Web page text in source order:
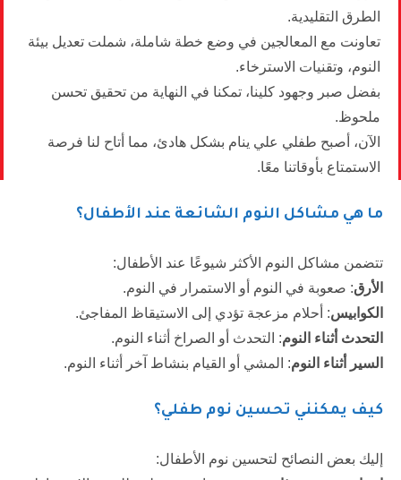
الطرق التقليدية.
تعاونت مع المعالجين في وضع خطة شاملة، شملت تعديل بيئة
النوم، وتقنيات الاسترخاء.
بفضل صبر وجهود كلينا، تمكنا في النهاية من تحقيق تحسن
ملحوظ.
الآن، أصبح طفلي علي ينام بشكل هادئ، مما أتاح لنا فرصة
الاستمتاع بأوقاتنا معًا.
ما هي مشاكل النوم الشائعة عند الأطفال؟
تتضمن مشاكل النوم الأكثر شيوعًا عند الأطفال:
الأرق: صعوبة في النوم أو الاستمرار في النوم.
الكوابيس: أحلام مزعجة تؤدي إلى الاستيقاظ المفاجئ.
التحدث أثناء النوم: التحدث أو الصراخ أثناء النوم.
السير أثناء النوم: المشي أو القيام بنشاط آخر أثناء النوم.
كيف يمكنني تحسين نوم طفلي؟
إليك بعض النصائح لتحسين نوم الأطفال: